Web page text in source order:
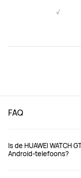
√
FAQ
Is de HUAWEI WATCH
Android-telefoons?